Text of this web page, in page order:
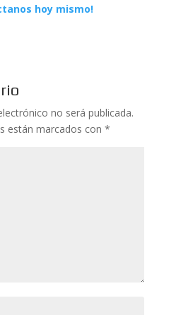
hoy mismo!
no será publicada.
están marcados con *